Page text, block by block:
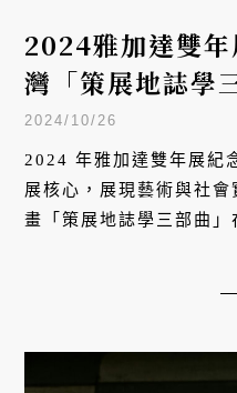
2024雅加達雙
灣「策展地誌學
達的歷史連結
2024/10/26
2024 年雅加達雙年展紀
展核心，展現藝術與社
畫「策展地誌學三部曲」